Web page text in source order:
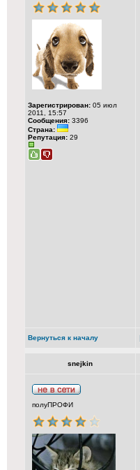
Зарегистрирован: 05 июл
2011, 15:57
Сообщения: 3396
Страна:
Репутация: 29
Вернуться к началу
snejkin
полуПРОФИ